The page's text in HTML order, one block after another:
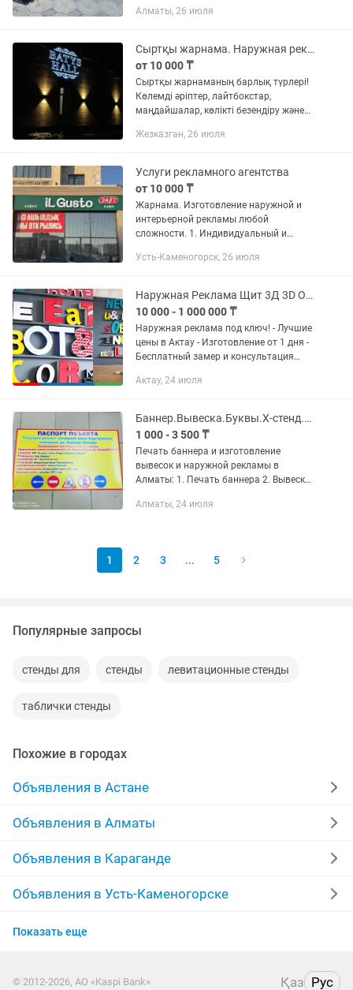
Предварительный просчет заказа за
эскиза...
Алматы, 26 июля
Сыртқы жарнама. Наружная реклама
от 10 000 ₸
Сыртқы жарнаманың барлық түрлері!
Көлемді әріптер, лайтбокстар,
маңдайшалар, көлікті безендіру және
тегін! Изготовление наружной
Жезказган, 26 июля
Услуги рекламного агентства
от 10 000 ₸
Жарнама. Изготовление наружной и
интерьерной рекламы любой
сложности. 1. Индивидуальный и
Заказчику. 2. Предварительный
Несколько вариантов...
Усть-Каменогорск, 26 июля
Наружная Реклама Щит 3Д 3D Объемные Буквы Рекламный Баннер
10 000 - 1 000 000 ₸
Наружная реклама под ключ! - Лучшие
цены в Актау - Изготовление от 1 дня -
Бесплатный замер и консультация
расчет за 10 минут! Выполняем: -
Актау, 24 июля
Баннер.Вывеска.Буквы.Х-стенд.Лайтбокс.Таблички.Печать баннера.Плакат
1 000 - 3 500 ₸
Печать баннера и изготовление
вывесок и наружной рекламы в
Алматы: 1. Печать баннера 2. Вывески
Световые буквы 5. Лайтбокс (Световой
Алматы, 24 июля
1 2 3 ... 5
Популярные запросы
стенды для стенды левитационные стенды
таблички стенды
Похожие в городах
Объявления в Астане
Объявления в Алматы
Объявления в Караганде
Объявления в Усть-Каменогорске
Объявления в Актобе
Показать еще
© 2012-2026, АО «Kaspi Bank» Қаз Рус